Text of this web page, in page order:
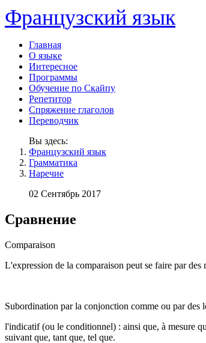
Французский язык
Главная
О языке
Интересное
Программы
Обучение по Скайпу
Репетитор
Спряжение глаголов
Переводчик
Вы здесь:
Французский язык
Грамматика
Наречие
02 Сентябрь 2017
Сравнение
Comparaison
L'expression de la comparaison peut se faire par des
Subordination par la conjonction comme ou par des
l'indicatif (ou le conditionnel) : ainsi que, à mesure
suivant que, tant que, tel que.